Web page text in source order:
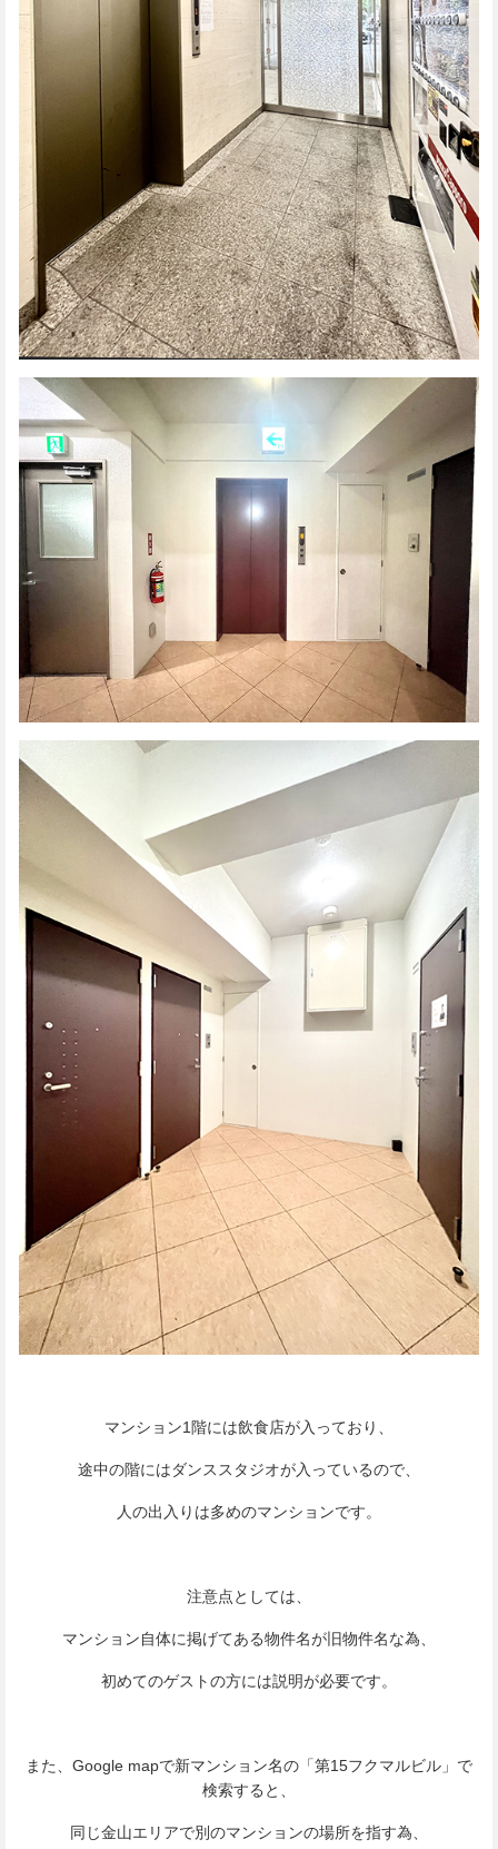
マンション1階には飲食店が入っており、
途中の階にはダンススタジオが入っているので、
人の出入りは多めのマンションです。
注意点としては、
マンション自体に掲げてある物件名が旧物件名な為、
初めてのゲストの方には説明が必要です。
また、Google mapで新マンション名の「第15フクマルビル」で
検索すると、
同じ金山エリアで別のマンションの場所を指す為、